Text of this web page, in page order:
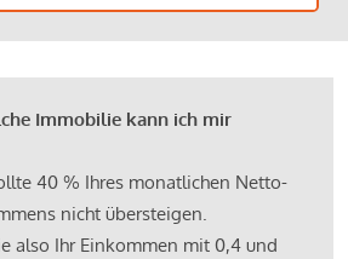
Immobilie kann ich mir
40 % Ihres monatlichen Netto-
nicht übersteigen.
also Ihr Einkommen mit 0,4 und